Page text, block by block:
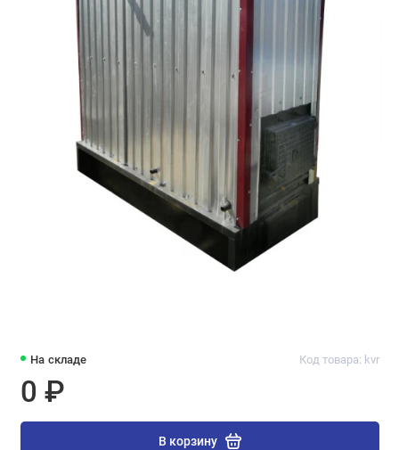
На складе Код товара: kvr
0 ₽
В корзину